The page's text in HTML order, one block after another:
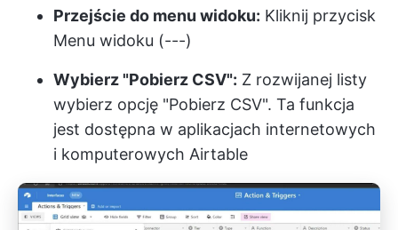
Przejście do menu widoku: Kliknij przycisk
Menu widoku (---)
Wybierz "Pobierz CSV": Z rozwijanej listy
wybierz opcję "Pobierz CSV". Ta funkcja
jest dostępna w aplikacjach internetowych
i komputerowych Airtable